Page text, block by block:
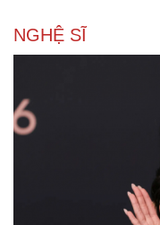
NGHỆ SĨ